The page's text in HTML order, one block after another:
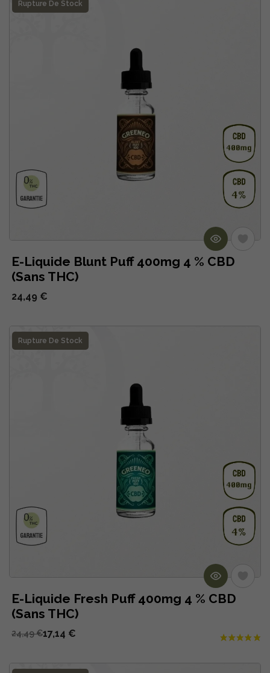
E-Liquide Blunt Puff 400mg 4 % CBD
(Sans THC)
24,49 €
Rupture De Stock
E-Liquide Fresh Puff 400mg 4 % CBD
(Sans THC)
17,14 €
24,49 €
Rupture De Stock